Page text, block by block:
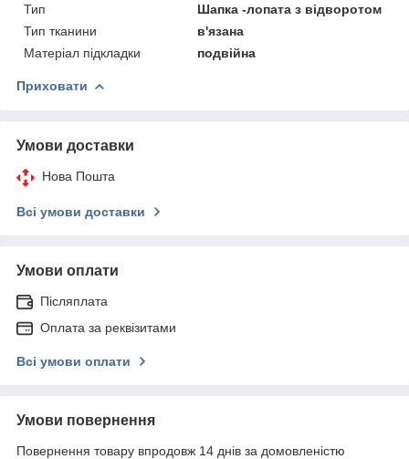
Тип
Шапка -лопата з відворотом
Тип тканини
в'язана
Матеріал підкладки
подвійна
Приховати
Умови доставки
Нова Пошта
Всі умови доставки
Умови оплати
Післяплата
Оплата за реквізитами
Всі умови оплати
Умови повернення
Повернення товару впродовж 14 днів за домовленістю